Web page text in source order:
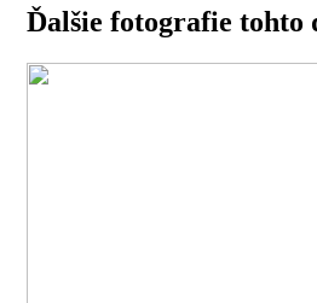
Ďalšie fotografie tohto